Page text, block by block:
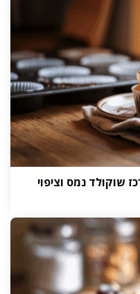
שוקולד נמס וציפוי